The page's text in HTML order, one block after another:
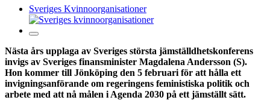
Sveriges Kvinnoorganisationer
Nästa års upplaga av Sveriges största jämställdhetskonferens
invigs av Sveriges finansminister Magdalena Andersson (S).
Hon kommer till Jönköping den 5 februari för att hålla ett
invigningsanförande om regeringens feministiska politik och
arbete med att nå målen i Agenda 2030 på ett jämställt sätt.